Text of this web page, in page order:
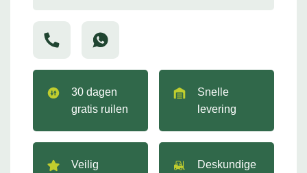
30 dagen
gratis ruilen
Snelle
levering
Veilig
Deskundige